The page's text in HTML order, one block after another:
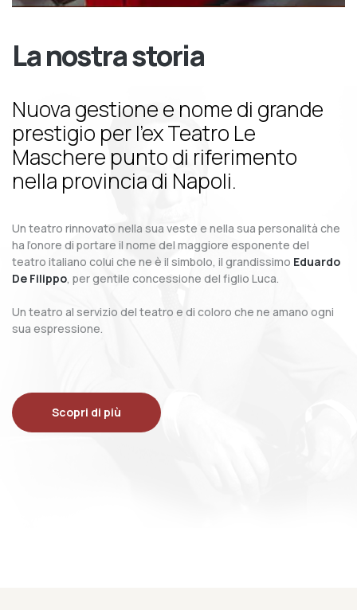
La nostra storia
Nuova gestione e nome di grande
prestigio per l’ex Teatro Le
Maschere punto di riferimento
nella provincia di Napoli.
Un teatro rinnovato nella sua veste e nella sua personalità che
ha l’onore di portare il nome del maggiore esponente del
teatro italiano colui che ne è il simbolo, il grandissimo Eduardo
De Filippo, per gentile concessione del figlio Luca.
Un teatro al servizio del teatro e di coloro che ne amano ogni
sua espressione.
Scopri di più